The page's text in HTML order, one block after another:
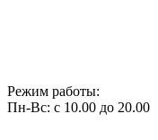
Режим работы:
Пн-Вс: с 10.00 до 20.00